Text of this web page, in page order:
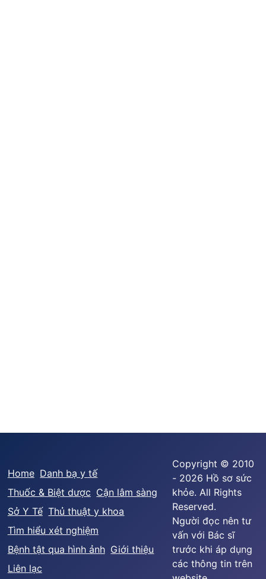
Home Danh bạ y tế
Thuốc & Biệt dược Cận lâm sàng
Sở Y Tế Thủ thuật y khoa
Tìm hiểu xét nghiệm
Bệnh tật qua hình ảnh Giới thiệu
Liên lạc
Copyright © 2010
- 2026 Hồ sơ sức
khỏe. All Rights
Reserved.
Người đọc nên tư
vấn với Bác sĩ
trước khi áp dụng
các thông tin trên